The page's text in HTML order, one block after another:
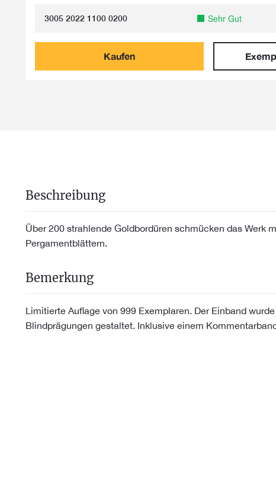
3005 2022 1100 0200 Sehr Gut
Kaufen
Beschreibung
Über 200 strahlende Goldbordüren schmücken das Werk
Pergamentblättern.
Bemerkung
Limitierte Auflage von 999 Exemplaren. Der Einband
Blindprägungen gestaltet. Inklusive einem